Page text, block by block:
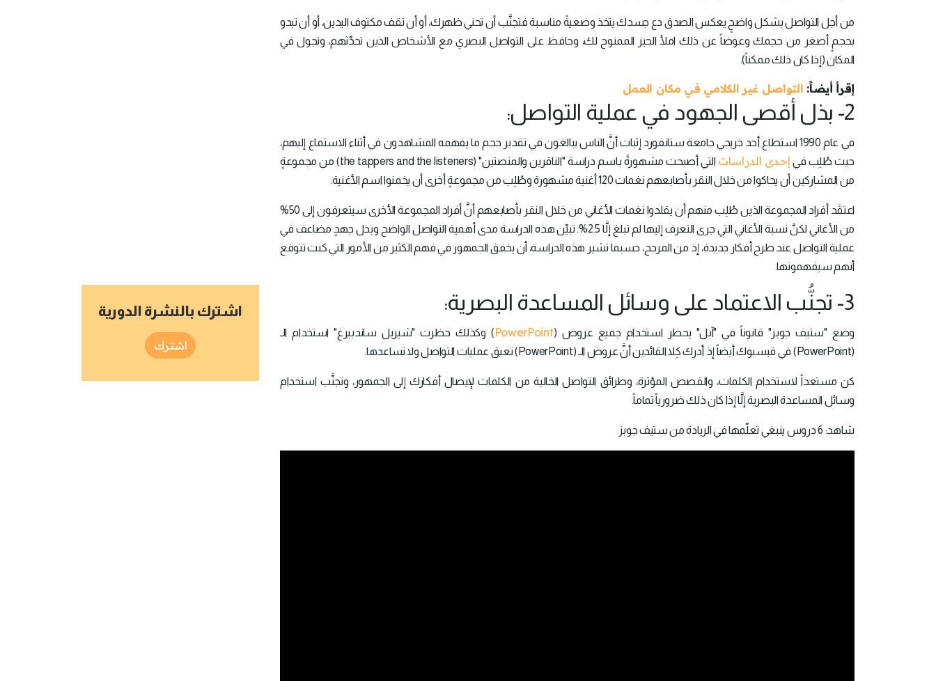
من أجل التواصل بشكل واضحٍ يعكس الصدق دع جسدك يتخذ وضعيةً مناسبة فتجنَّب أن تحني ظهرك، أو أن تقف مكتوف اليدين، أو أن تبدو
بحجمٍ أصغر من حجمك وعوضاً عن ذلك املأ الحيز الممنوح لك، وحافظ على التواصل البصري مع الأشخاص الذين تحدِّثهم، وتجول في
المكان (إذا كان ذلك ممكناً).
إقرأ أيضاً: التواصل غير الكلامي في مكان العمل
2- بذل أقصى الجهود في عملية التواصل:
في عام 1990 استطاع أحد خريجي جامعة ستانفورد إثبات أنَّ الناس يبالغون في تقدير حجم ما يفهمه المشاهدون في أثناء الاستماع إليهم،
حيث طُلِب في إحدى الدراسات
التي أصبحت مشهورةً باسم دراسة "الناقرين والمنصتين" (the tappers and the listeners) من مجموعةٍ
من المشاركين أن يحاكوا من خلال النقر بأصابعهم نغمات 120 أغنية مشهورة وطُلِب من مجموعةٍ أخرى أن يخمنوا اسم الأغنية.
اعتقَد أفراد المجموعة الذين طُلِب منهم أن يقلدوا نغمات الأغاني من خلال النقر بأصابعهم أنَّ أفراد المجموعة الأخرى سيتعرفون إلى 50%
من الأغاني لكنَّ نسبة الأغاني التي جرى التعرف إليها لم تبلغ إلَّا 2.5%. تبيِّن هذه الدراسة مدى أهمية التواصل الواضح وبذل جهدٍ مضاعف في
عملية التواصل عند طرح أفكار جديدة، إذ من المرجح، حسبما تشير هذه الدراسة، أن يخفق الجمهور في فهم الكثير من الأمور التي كنت تتوقع
أنهم سيفهمونها.
3- تجنُّب الاعتماد على وسائل المساعدة البصرية:
وضع "ستيف جوبز" قانوناً في "آبل" يحظر استخدام جميع عروض (PowerPoint) وكذلك حظرت "شيريل ساندبيرغ" استخدام الـ
(PowerPoint) في فيسبوك أيضاً إذ أدرك كِلا القائدين أنَّ عروض الـ (PowerPoint) تعيق عمليات التواصل ولا تساعدها.
كن مستعداً لاستخدام الكلمات، والقصص المؤثرة، وطرائق التواصل الخالية من الكلمات لإيصال أفكارك إلى الجمهور، وتجنَّب استخدام
وسائل المساعدة البصرية إلَّا إذا كان ذلك ضرورياً تماماً.
شاهد: 6 دروس ينبغي تعلّمها في الريادة من ستيف جوبز
اشترك بالنشرة الدورية
اشترك